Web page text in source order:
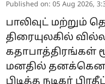
Published on: 05 Aug 2026,
பாலிவுட் மற்றும்
திரையுலகில்
கதாபாத்திரங்கள்
மனதில் தனக்கென
பிடித்த நடிகர்